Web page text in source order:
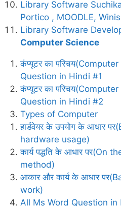
Library Software
Portico , MOODLE,
Library Software
Computer Science
कंप्यूटर का
Question in Hindi #1
कंप्यूटर का
Question in Hindi #2
Types of Computer
हार्डवेयर के उपयोग के आधार
hardware usage)
कार्य पद्धति के आधार पर(On
method)
आकार और कार्य के आधार
work)
All Ms Word Question in